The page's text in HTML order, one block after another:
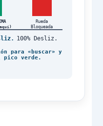
Rueda
Bloqueada
100% Desliz.
para «buscar» y
pico verde.